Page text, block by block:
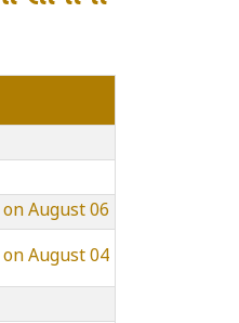
on August 06
on August 04